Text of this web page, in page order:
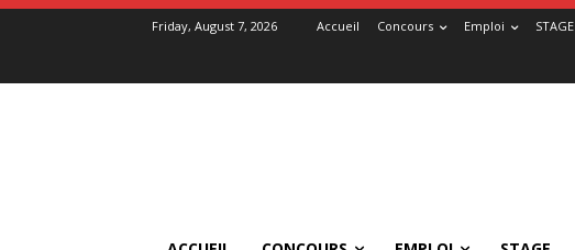
Friday, August 7, 2026 Accueil Concours Emploi STAGE